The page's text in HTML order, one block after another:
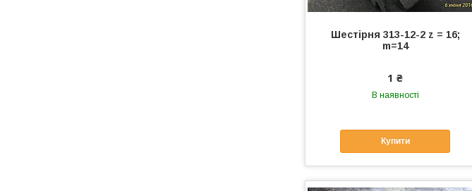
Шестірня 313-12-2 z = 16;
m=14
1 ₴
В наявності
Купити